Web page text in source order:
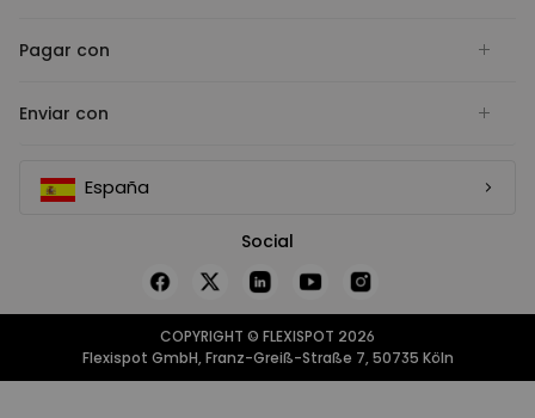
Pagar con
Enviar con
España
Social
COPYRIGHT © FLEXISPOT 2026
Flexispot GmbH, Franz-Greiß-Straße 7, 50735 Köln